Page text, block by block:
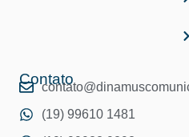
Contato
(19) 99610 1481